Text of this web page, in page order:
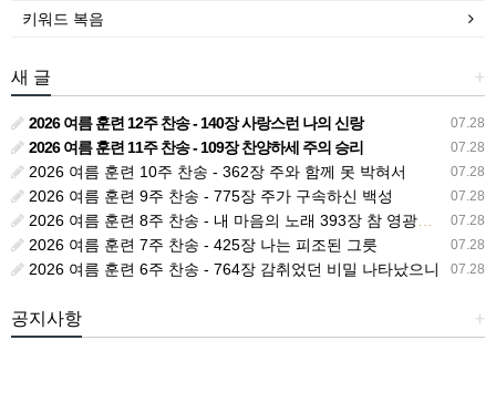
키워드 복음
+
새 글
07.28
2026 여름 훈련 12주 찬송 - 140장 사랑스런 나의 신랑
07.28
2026 여름 훈련 11주 찬송 - 109장 찬양하세 주의 승리
07.28
2026 여름 훈련 10주 찬송 - 362장 주와 함께 못 박혀서
07.28
2026 여름 훈련 9주 찬송 - 775장 주가 구속하신 백성
07.28
2026 여름 훈련 8주 찬송 - 내 마음의 노래 393장 참 영광스런 우리 왕
07.28
2026 여름 훈련 7주 찬송 - 425장 나는 피조된 그릇
07.28
2026 여름 훈련 6주 찬송 - 764장 감취었던 비밀 나타났으니
+
공지사항